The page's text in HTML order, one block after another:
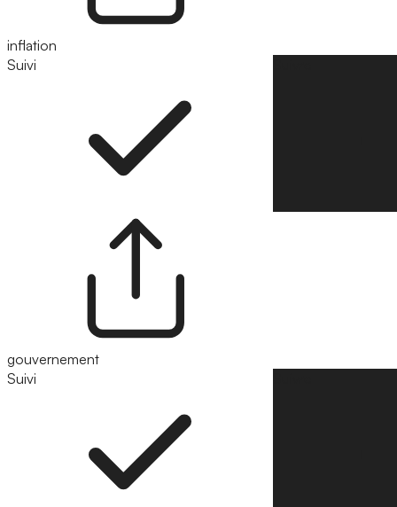
inflation
Suivi
gouvernement
Suivi